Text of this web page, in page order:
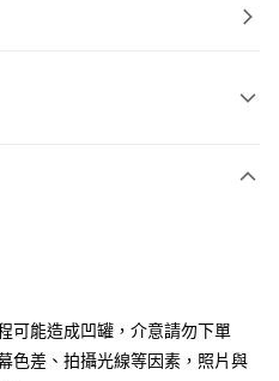
可能造成凹罐，介意請勿下單
色差、拍攝光線等因素，照片與